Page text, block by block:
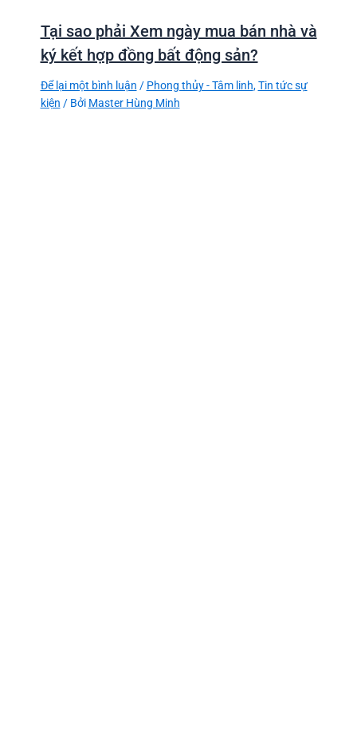
Tại sao phải Xem ngày mua bán nhà và
ký kết hợp đồng bất động sản?
Để lại một bình luận / Phong thủy - Tâm linh,Tin tức sự
kiện / Bởi Master Hùng Minh